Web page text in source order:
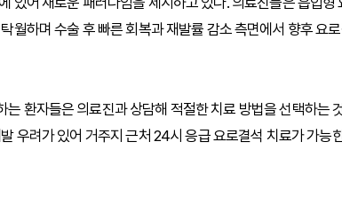
월하며 수술 후 빠른 회복과 재발률 감소 측면에서 향후 요
환자들은 의료진과 상담해 적절한 치료 방법을 선택하는
우려가 있어 거주지 근처 24시 응급 요로결석 치료가 가능